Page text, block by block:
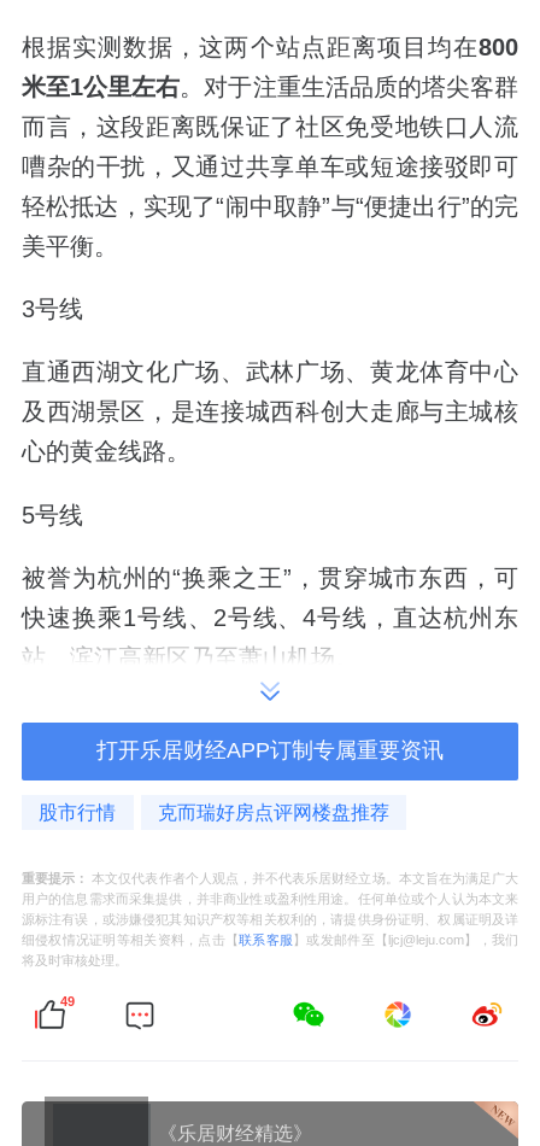
根据实测数据，这两个站点距离项目均在800
米至1公里左右。对于注重生活品质的塔尖客群
而言，这段距离既保证了社区免受地铁口人流
嘈杂的干扰，又通过共享单车或短途接驳即可
轻松抵达，实现了“闹中取静”与“便捷出行”的完
美平衡。
3号线
直通西湖文化广场、武林广场、黄龙体育中心
及西湖景区，是连接城西科创大走廊与主城核
心的黄金线路。
5号线
被誉为杭州的“换乘之王”，贯穿城市东西，可
快速换乘1号线、2号线、4号线，直达杭州东
站、滨江高新区乃至萧山机场。
由克而瑞好房点评提供的交通维度测评显示，
武林宸院在现有轨交覆盖下，依然获得了
分的高分评价，位列竞品组前列，充分证明了
2. 公交网络：密集站点，无缝衔接城市脉络
除了地铁，武林宸院周边的地面公交网络同样
发达。项目周边1公里范围内分布着多个公交站
院）、商业中心及教育配套。
打开乐居财经APP订制专属重要资讯
股市行情 克而瑞好房点评网楼盘推荐
重要提示： 本文仅代表作者个人观点，并不代表乐居财经立场。本文旨在为满足广大
用户的信息需求而采集提供，并非商业性或盈利性用途。任何单位或个人认为本文来
源标注有误，或涉嫌侵犯其知识产权等相关权利的，请提供身份证明、权属证明及详
细侵权情况证明等相关资料，点击【联系客服 】或发邮件至【ljcj@leju.com】，我们
将及时审核处理。
49
《乐居财经精选》